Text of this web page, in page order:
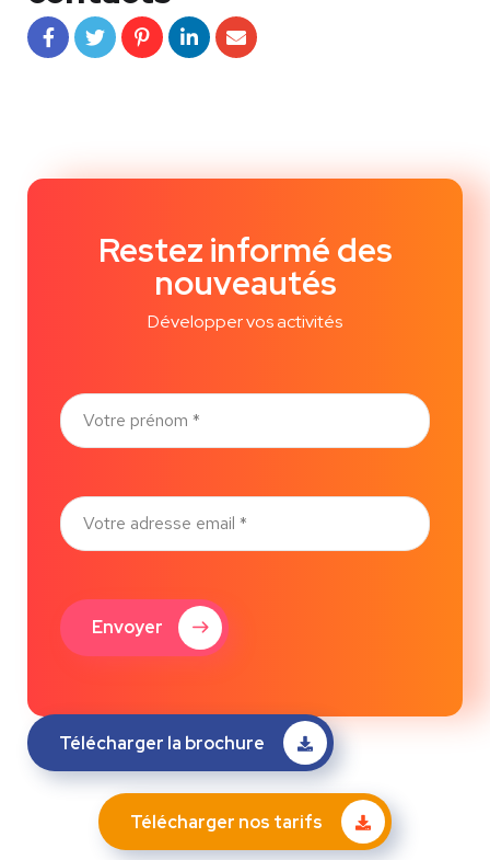
Restez informé des
nouveautés
Développer vos activités
Envoyer
Télécharger la brochure
Télécharger nos tarifs